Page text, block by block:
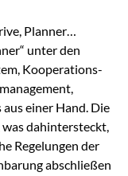
Planner…
unter den
Kooperations-
einer Hand. Die
dahintersteckt,
Regelungen der
abschließen